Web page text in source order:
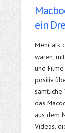
ein
Mehr als
waren,
und Filme
positiv
sämtliche
das
aus dem
Videos,